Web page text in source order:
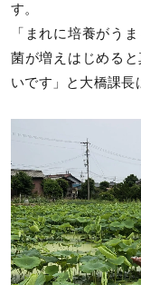
す。
「まれに培養がう
菌が増えはじめる
いです」と大橋課長